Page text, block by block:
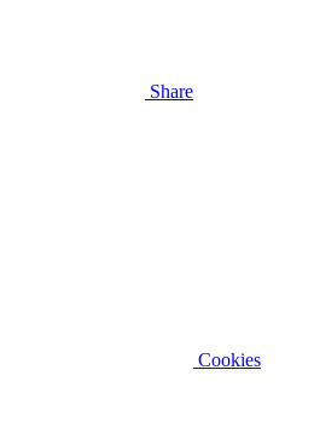
Share
Cookies